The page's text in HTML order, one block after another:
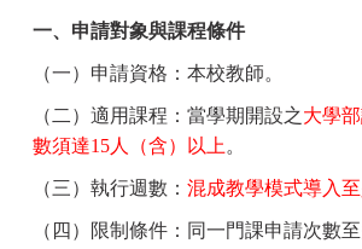
一、申請對象與課程條件
（一）申請資格：本校教師。
（二）適用課程：當學期開設之大學
數須達15人（含）以上 。
（三）執行週數： 混成教學模式導入
（四）限制條件：同一門課申請次數